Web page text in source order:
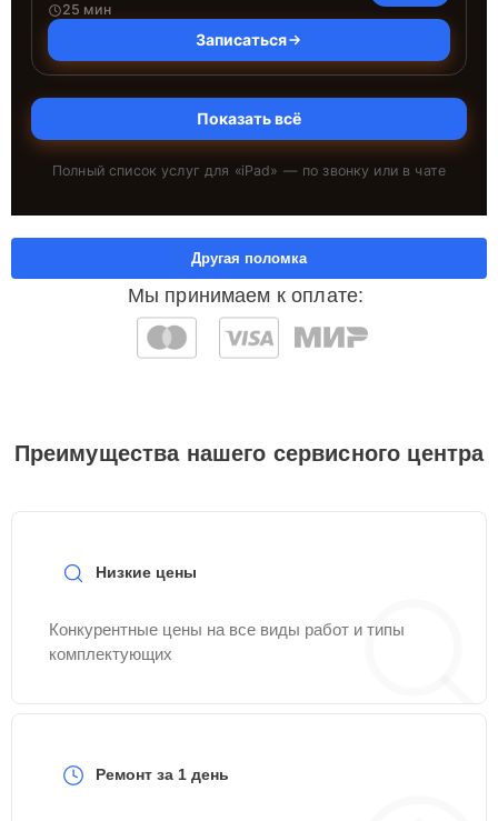
25 мин
Записаться
Показать всё
Полный список услуг для «iPad» — по звонку или в чате
Мы принимаем к оплате:
Другая поломка
Преимущества нашего сервисного центра
Низкие цены
Конкурентные цены на все виды работ и типы
комплектующих
Ремонт за 1 день